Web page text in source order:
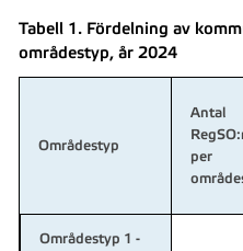
Tabell 1. Fördelning av
områdestyp, år 2024
Områdestyp
Antal
per
Områdestyp 1 -